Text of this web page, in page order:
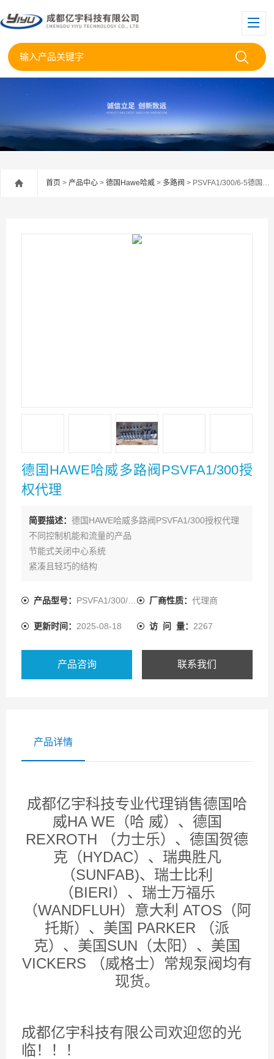
首页 > 产品中心 > 德国Hawe哈威 > 多路阀 > PSVFA1/300/6-5德国HAWE哈威多路阀PSVFA1/300授权代理
德国HAWE哈威多路阀PSVFA1/300授
权代理
简要描述： 德国HAWE哈威多路阀PSVFA1/300授权代理
不同控制机能和流量的产品
节能式关闭中心系统
紧凑且轻巧的结构
产品型号： PSVFA1/300/6-5 厂商性质： 代理商
更新时间： 2025-08-18 访 问 量： 2267
产品咨询 联系我们
产品详情
成都亿宇科技专业代理销售德国哈
威HA WE（哈 威）、德国
REXROTH （力士乐）、德国贺德
克（HYDAC）、瑞典胜凡
（SUNFAB)、瑞士比利
（BIERI）、瑞士万福乐
（WANDFLUH）意大利 ATOS（阿
托斯）、美国 PARKER （派
克）、美国SUN（太阳）、美国
VICKERS （威格士）常规泵阀均有
现货。
成都亿宇科技有限公司欢迎您的光
临！！！